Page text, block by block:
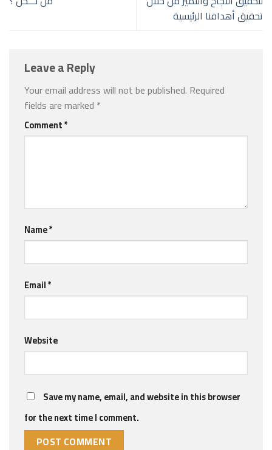
تحقيق أهدافنا الرئيسية
Leave a Reply
Your email address will not be published. Required
fields are marked *
Comment*
Name*
Email*
Website
Save my name, email, and website in this browser
for the next time I comment.